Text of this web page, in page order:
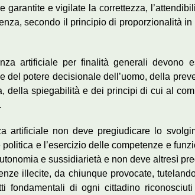
garantite e vigilate la correttezza,
secondo il principio di proporzionalità
artificiale per finalità generali devono
del potere decisionale dell’uomo, della
della spiegabilità e dei principi di cui al
artificiale non deve pregiudicare lo
e l’esercizio delle competenze e
e sussidiarietà e non deve altresì
illecite, da chiunque provocate,
fondamentali di ogni cittadino